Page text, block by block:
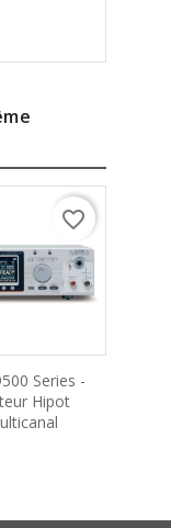
Series -
Hipot
favorite_border